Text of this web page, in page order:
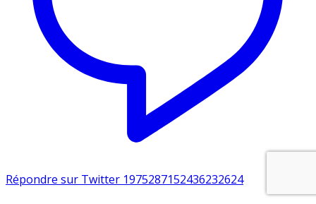
Répondre sur Twitter 1975287152436232624